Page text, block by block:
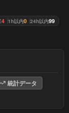
4 1h以内0 24h以内99
統計データ